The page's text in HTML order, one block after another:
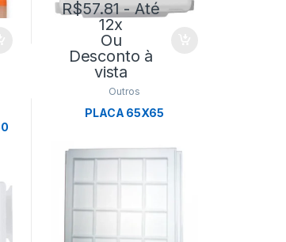
R$57.81- Até
12x
Ou
Desconto à
vista
Outros
PLACA 65X65